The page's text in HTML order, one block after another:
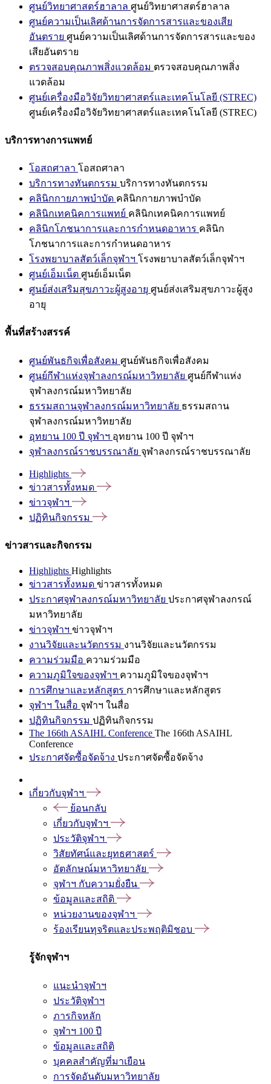
ศูนย์วิทยาศาสตร์ฮาลาล ศูนย์วิทยาศาสตร์ฮาลาล
ศูนย์ความเป็นเลิศด้านการจัดการสารและของเสีย
อันตราย ศูนย์ความเป็นเลิศด้านการจัดการสารและของ
เสียอันตราย
ตรวจสอบคุณภาพสิ่งแวดล้อม ตรวจสอบคุณภาพสิ่ง
แวดล้อม
ศูนย์เครื่องมือวิจัยวิทยาศาสตร์และเทคโนโลยี (STREC)
ศูนย์เครื่องมือวิจัยวิทยาศาสตร์และเทคโนโลยี (STREC)
บริการทางการแพทย์
โอสถศาลา โอสถศาลา
บริการทางทันตกรรม บริการทางทันตกรรม
คลินิกกายภาพบำบัด คลินิกกายภาพบำบัด
คลินิกเทคนิคการแพทย์ คลินิกเทคนิคการแพทย์
คลินิกโภชนาการและการกำหนดอาหาร คลินิก
โภชนาการและการกำหนดอาหาร
โรงพยาบาลสัตว์เล็กจุฬาฯ โรงพยาบาลสัตว์เล็กจุฬาฯ
ศูนย์เอ็มเน็ต ศูนย์เอ็มเน็ต
ศูนย์ส่งเสริมสุขภาวะผู้สูงอายุ ศูนย์ส่งเสริมสุขภาวะผู้สูง
อายุ
พื้นที่สร้างสรรค์
ศูนย์พันธกิจเพื่อสังคม ศูนย์พันธกิจเพื่อสังคม
ศูนย์กีฬาแห่งจุฬาลงกรณ์มหาวิทยาลัย ศูนย์กีฬาแห่ง
จุฬาลงกรณ์มหาวิทยาลัย
ธรรมสถานจุฬาลงกรณ์มหาวิทยาลัย ธรรมสถาน
จุฬาลงกรณ์มหาวิทยาลัย
อุทยาน 100 ปี จุฬาฯ อุทยาน 100 ปี จุฬาฯ
จุฬาลงกรณ์ราชบรรณาลัย จุฬาลงกรณ์ราชบรรณาลัย
Highlights
ข่าวสารทั้งหมด
ข่าวจุฬาฯ
ปฏิทินกิจกรรม
ข่าวสารและกิจกรรม
Highlights Highlights
ข่าวสารทั้งหมด ข่าวสารทั้งหมด
ประกาศจุฬาลงกรณ์มหาวิทยาลัย ประกาศจุฬาลงกรณ์
มหาวิทยาลัย
ข่าวจุฬาฯ ข่าวจุฬาฯ
งานวิจัยและนวัตกรรม งานวิจัยและนวัตกรรม
ความร่วมมือ ความร่วมมือ
ความภูมิใจของจุฬาฯ ความภูมิใจของจุฬาฯ
การศึกษาและหลักสูตร การศึกษาและหลักสูตร
จุฬาฯ ในสื่อ จุฬาฯ ในสื่อ
ปฏิทินกิจกรรม ปฏิทินกิจกรรม
The 166th ASAIHL Conference The 166th ASAIHL
Conference
ประกาศจัดซื้อจัดจ้าง ประกาศจัดซื้อจัดจ้าง
เกี่ยวกับจุฬาฯ
ย้อนกลับ
เกี่ยวกับจุฬาฯ
ประวัติจุฬาฯ
วิสัยทัศน์และยุทธศาสตร์
อัตลักษณ์มหาวิทยาลัย
จุฬาฯ กับความยั่งยืน
ข้อมูลและสถิติ
หน่วยงานของจุฬาฯ
ร้องเรียนทุจริตและประพฤติมิชอบ
รู้จักจุฬาฯ
แนะนำจุฬาฯ
ประวัติจุฬาฯ
ภารกิจหลัก
จุฬาฯ 100 ปี
ข้อมูลและสถิติ
บุคคลสำคัญที่มาเยือน
การจัดอันดับมหาวิทยาลัย